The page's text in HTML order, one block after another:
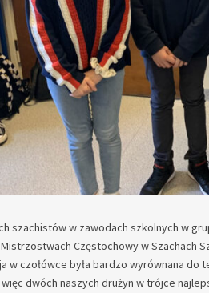
szachistów w zawodach szkolnych w
Częstochowy w Szachach
w czołówce była bardzo wyrównana
dwóch naszych drużyn w trójce